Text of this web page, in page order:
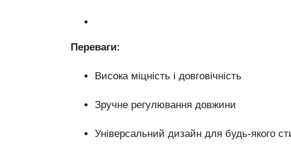
Переваги:
Висока міцність і довговічність
Зручне регулювання довжини
Універсальний дизайн для будь-якого